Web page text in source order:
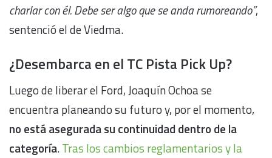
charlar con él. Debe ser algo que se anda rumoreando”,
sentenció el de Viedma.
¿Desembarca en el TC Pista Pick Up?
Luego de liberar el Ford, Joaquín Ochoa se
encuentra planeando su futuro y, por el momento,
no está asegurada su continuidad dentro de la
categoría.Tras los cambios reglamentarios y la